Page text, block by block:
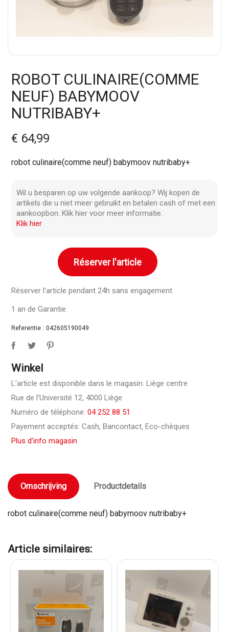
ROBOT CULINAIRE(COMME
NEUF) BABYMOOV
NUTRIBABY+
€ 64,99
robot culinaire(comme neuf) babymoov nutribaby+
Wil u besparen op uw volgende aankoop? Wij kopen de
artikels die u niet meer gebruikt en betalen cash of met een
aankoopbon. Klik hier voor meer informatie.
Klik hier
Réserver l'article
Réserver l'article pendant 24h sans engagement
1 an de Garantie
Referentie : 042605190049
Winkel
L'article est disponible dans le magasin: Liège centre
Rue de l'Université 12, 4000 Liège
Numéro de téléphone:04 252 88 51
Payement acceptés: Cash, Bancontact, Eco-chèques
Plus d'info magasin
Omschrijving Productdetails
robot culinaire(comme neuf) babymoov nutribaby+
Article similaires: